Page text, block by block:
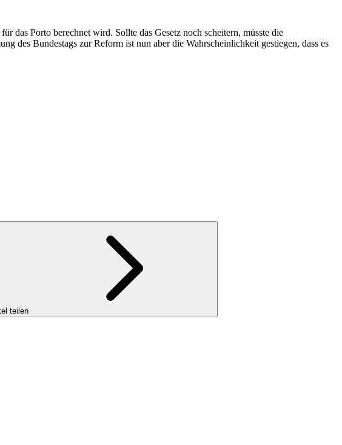
das Porto berechnet wird. Sollte das Gesetz noch scheitern, müsste die
des Bundestags zur Reform ist nun aber die Wahrscheinlichkeit gestiegen, dass es
teilen